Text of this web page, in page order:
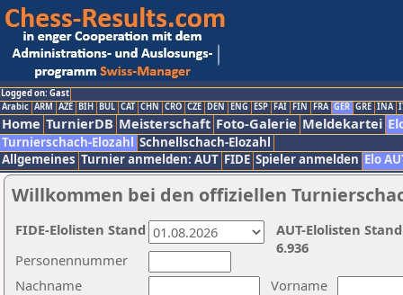
Logged on: Gast
Arabic ARM AZE BIH BUL CAT CHN CRO CZE DEN ENG ESP FAI FIN FRA GER GRE INA
Home TurnierDB Meisterschaft Foto-Galerie Meldekartei
Turnierschach-Elozahl Schnellschach-Elozahl
Allgemeines Turnier anmelden: AUT FIDE Spieler anmelden Elo
Willkommen bei den offiziellen
Nachname
Vorname
Personennummer
AUT-Elolisten
6.936
FIDE-Elolisten Stand